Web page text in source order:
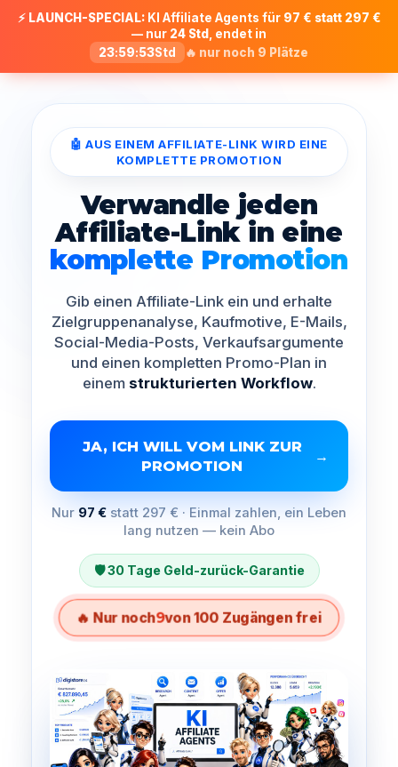
⚡ LAUNCH-SPECIAL:KI Affiliate Agents für 97 € statt 297 €
— nur 24 Std
, endet in
23:59:51Std 🔥 nur noch 9 Plätze
🤖 AUS EINEM AFFILIATE-LINK WIRD EINE
KOMPLETTE PROMOTION
Verwandle jeden
Affiliate-Link in eine
komplette Promotion
Gib einen Affiliate-Link ein und erhalte
Zielgruppenanalyse, Kaufmotive, E-Mails,
Social-Media-Posts, Verkaufsargumente
und einen kompletten Promo-Plan in
einem strukturierten Workflow.
JA, ICH WILL VOM LINK ZUR
PROMOTION
→
Nur 97 € statt 297 € · Einmal zahlen, ein Leben
lang nutzen — kein Abo
🛡️ 30 Tage Geld-zurück-Garantie
🔥 Nur noch9von 100 Zugängen frei